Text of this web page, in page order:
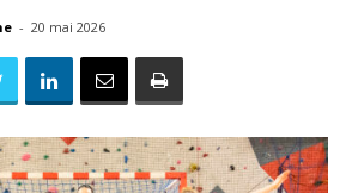
- 20 mai 2026